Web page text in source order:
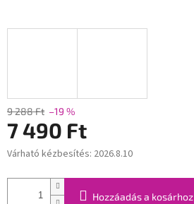
9 288 Ft –19 %
7 490 Ft
Egységár:
Várható kézbesítés: 2026.8.10
Hozzáadás a kosárhoz